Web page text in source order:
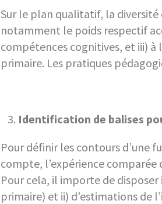
Sur le plan qualitatif, la diversité
notamment le poids respectif
compétences cognitives, et iii) à
primaire. Les pratiques
Identification de balises
Pour définir les contours d’une
compte, l’expérience
Pour cela, il importe de disposer
primaire) et ii) d’estimations de